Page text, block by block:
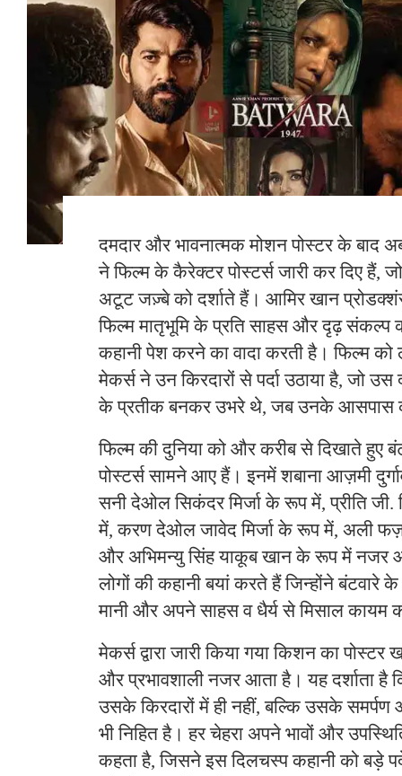
दमदार और भावनात्मक मोशन पोस्टर के बाद
ने फिल्म के कैरेक्टर पोस्टर्स जारी कर दिए हैं,
अटूट जज़्बे को दर्शाते हैं। आमिर खान
फिल्म मातृभूमि के प्रति साहस और दृढ़ संकल्प
कहानी पेश करने का वादा करती है। फिल्म
मेकर्स ने उन किरदारों से पर्दा उठाया है, जो
के प्रतीक बनकर उभरे थे, जब उनके आसपास
फिल्म की दुनिया को और करीब से दिखाते हुए
पोस्टर्स सामने आए हैं। इनमें शबाना आज़मी
सनी देओल सिकंदर मिर्जा के रूप में, प्रीति जी.
में, करण देओल जावेद मिर्जा के रूप में, अली
और अभिमन्यु सिंह याकूब खान के रूप में नजर
लोगों की कहानी बयां करते हैं जिन्होंने बंटवारे के
मानी और अपने साहस व धैर्य से मिसाल कायम
मेकर्स द्वारा जारी किया गया किशन का
और प्रभावशाली नजर आता है। यह दर्शाता
उसके किरदारों में ही नहीं, बल्कि उसके समर्पण
भी निहित है। हर चेहरा अपने भावों और
कहता है, जिसने इस दिलचस्प कहानी को बड़े